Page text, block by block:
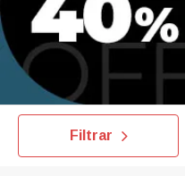
Filtrar